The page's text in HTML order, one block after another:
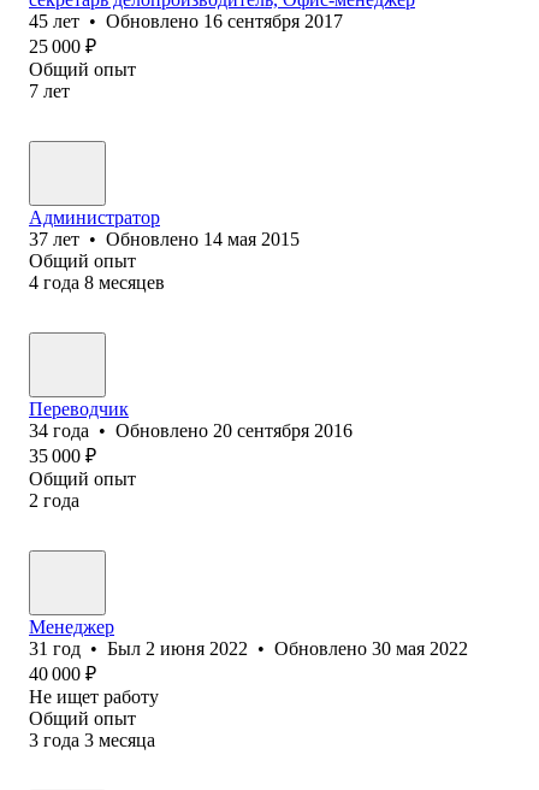
45 лет • Обновлено 16 сентября 2017
25 000 ₽
Общий опыт
7 лет
Администратор
37 лет • Обновлено 14 мая 2015
Общий опыт
4 года 8 месяцев
Переводчик
34 года • Обновлено 20 сентября 2016
35 000 ₽
Общий опыт
2 года
Менеджер
31 год • Был 2 июня 2022 • Обновлено 30 мая 2022
40 000 ₽
Не ищет работу
Общий опыт
3 года 3 месяца